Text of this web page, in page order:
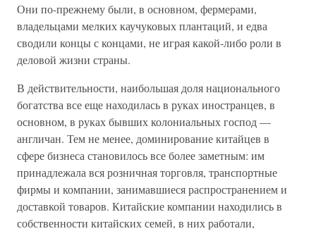
Они по-прежнему были, в основном, фермерами,
владельцами мелких каучуковых плантаций, и едва
сводили концы с концами, не играя какой-либо роли в
деловой жизни страны.
В действительности, наибольшая доля национального
богатства все еще находилась в руках иностранцев, в
основном, в руках бывших колониальных господ —
англичан. Тем не менее, доминирование китайцев в
сфере бизнеса становилось все более заметным: им
принадлежала вся розничная торговля, транспортные
фирмы и компании, занимавшиеся распространением и
доставкой товаров. Китайские компании находились в
собственности китайских семей, в них работали,